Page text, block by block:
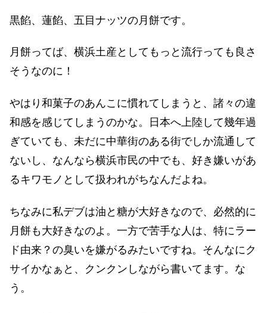
黒餡、蓮餡、五目ナッツの月餅です。
月餅ってば、横浜土産としてもっと流行っても良さ
そうなのに！
やはり和菓子のあんこに慣れてしまうと、諸々の違
和感を感じてしまうのかな。日本へ上陸して幾年過
ぎていても、未だに中華街のある街でしか流通して
ないし、なんなら横浜市民の中でも、好き嫌いがあ
るキワモノとして扱われがちなんだよね。
ちなみに私デブは油と糖が大好きなので、必然的に
月餅も大好きなのよ。一方で苦手な人は、特にラー
ド由来？の臭いを嫌がるみたいですね。そんなにク
サイかなぁと、クンクンしながら書いてます。な
う。